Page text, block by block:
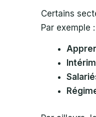
Certains
Par exemple :